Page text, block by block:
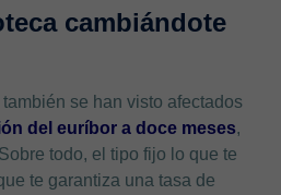
cambiándote
también se han visto afectados
del euríbor a doce meses,
todo, el tipo fijo lo que te
te garantiza una tasa de